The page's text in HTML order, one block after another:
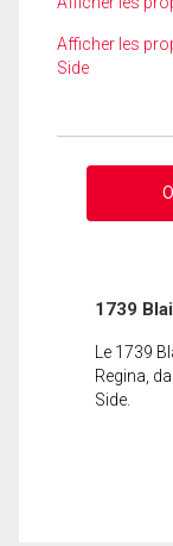
Afficher les
Side
1739
Le 1739
Regina,
Side.